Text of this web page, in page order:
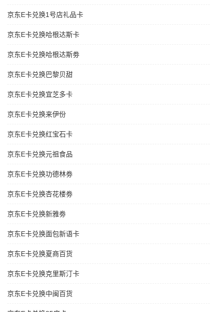
京东E卡兑换1号店礼品卡
京东E卡兑换哈根达斯卡
京东E卡兑换哈根达斯劵
京东E卡兑换巴黎贝甜
京东E卡兑换宜芝多卡
京东E卡兑换来伊份
京东E卡兑换红宝石卡
京东E卡兑换元祖食品
京东E卡兑换功德林劵
京东E卡兑换杏花楼劵
京东E卡兑换新雅劵
京东E卡兑换面包新语卡
京东E卡兑换夏商百货
京东E卡兑换克里斯汀卡
京东E卡兑换中闽百货